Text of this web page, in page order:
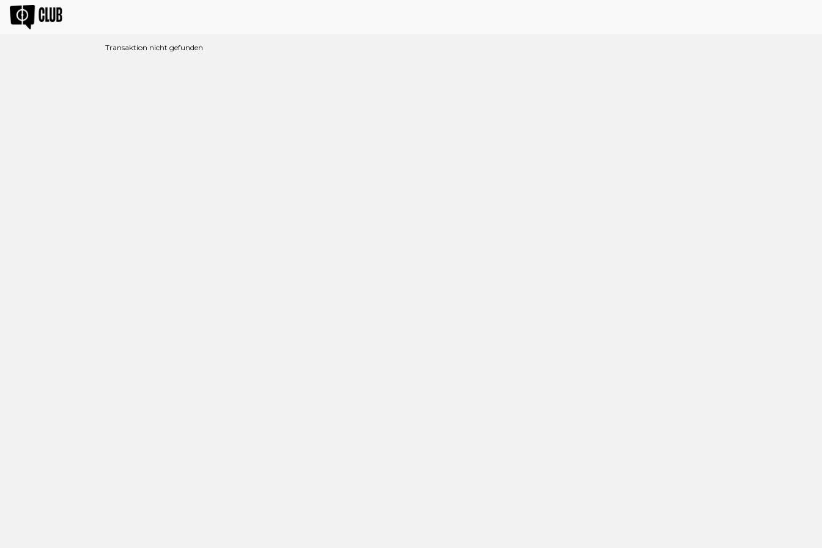
Transaktion nicht gefunden